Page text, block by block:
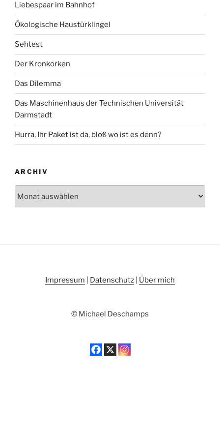
Liebespaar im Bahnhof
Ökologische Haustürklingel
Sehtest
Der Kronkorken
Das Dilemma
Das Maschinenhaus der Technischen Universität
Darmstadt
Hurra, Ihr Paket ist da, bloß wo ist es denn?
ARCHIV
Impressum Datenschutz Über mich
© Michael Deschamps